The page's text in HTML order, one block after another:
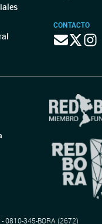
CONTACTO
0810-345-BORA (2672)